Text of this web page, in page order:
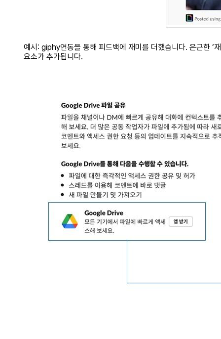
예시: giphy연동을 통해 피드백에 재미를 더했습니다. 은근한 ‘재
요소가 추가됩니다.